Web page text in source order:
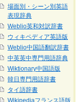
場面別・シーン別英語
表現辞典
Weblio英和対訳辞書
ウィキペディア英語版
Weblio中国語翻訳辞書
中英英中専門用語辞典
Wiktionary中国語版
韓日専門用語辞書
タイ語辞書
Wikipediaフランス語版